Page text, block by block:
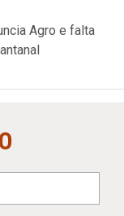
Agro e falta